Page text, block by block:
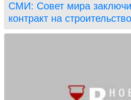
СМИ: Совет мира
контракт на